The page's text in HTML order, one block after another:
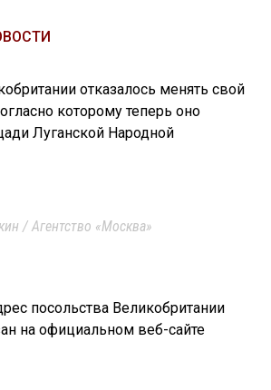
отказалось менять свой
которому теперь оно
Луганской Народной
/ Агентство «Москва»
посольства Великобритании
на официальном веб-сайте